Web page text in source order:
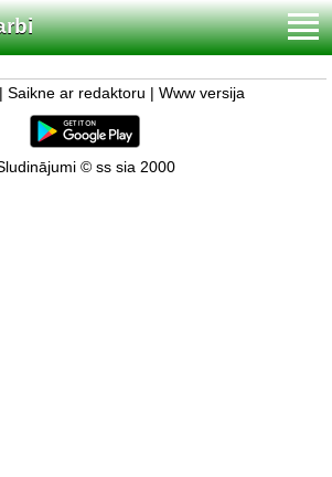
Saikne ar redaktoru Www versija
© ss sia 2000